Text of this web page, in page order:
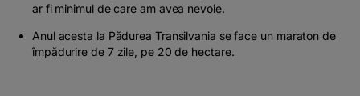
ar fi minimul de care am avea nevoie.
Anul acesta la Pădurea Transilvania se face un maraton de
împădurire de 7 zile, pe 20 de hectare.